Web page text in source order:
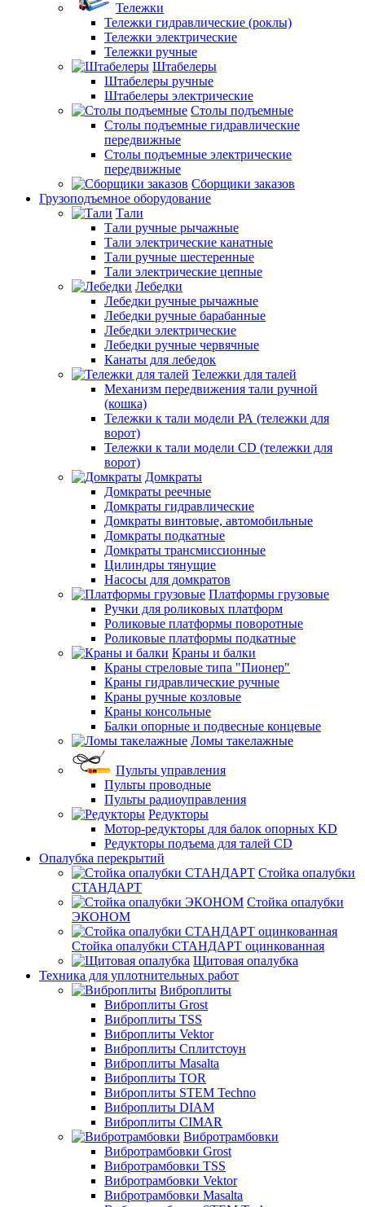
Тележки
Тележки гидравлические (роклы)
Тележки электрические
Тележки ручные
Штабелеры
Штабелеры ручные
Штабелеры электрические
Столы подъемные
Столы подъемные гидравлические
передвижные
Столы подъемные электрические
передвижные
Сборщики заказов
Грузоподъемное оборудование
Тали
Тали ручные рычажные
Тали электрические канатные
Тали ручные шестеренные
Тали электрические цепные
Лебедки
Лебедки ручные рычажные
Лебедки ручные барабанные
Лебедки электрические
Лебедки ручные червячные
Канаты для лебедок
Тележки для талей
Механизм передвижения тали ручной
(кошка)
Тележки к тали модели РА (тележки для
ворот)
Тележки к тали модели CD (тележки для
ворот)
Домкраты
Домкраты реечные
Домкраты гидравлические
Домкраты винтовые, автомобильные
Домкраты подкатные
Домкраты трансмиссионные
Цилиндры тянущие
Насосы для домкратов
Платформы грузовые
Ручки для роликовых платформ
Роликовые платформы поворотные
Роликовые платформы подкатные
Краны и балки
Краны стреловые типа "Пионер"
Краны гидравлические ручные
Краны ручные козловые
Краны консольные
Балки опорные и подвесные концевые
Ломы такелажные
Пульты управления
Пульты проводные
Пульты радиоуправления
Редукторы
Мотор-редукторы для балок опорных KD
Редукторы подъема для талей CD
Опалубка перекрытий
Стойка опалубки
СТАНДАРТ
Стойка опалубки
ЭКОНОМ
Стойка опалубки СТАНДАРТ оцинкованная
Щитовая опалубка
Техника для уплотнительных работ
Виброплиты
Виброплиты Grost
Виброплиты TSS
Виброплиты Vektor
Виброплиты Сплитстоун
Виброплиты Masalta
Виброплиты TOR
Виброплиты STEM Techno
Виброплиты DIAM
Виброплиты CIMAR
Вибротрамбовки
Вибротрамбовки Grost
Вибротрамбовки TSS
Вибротрамбовки Vektor
Вибротрамбовки Masalta